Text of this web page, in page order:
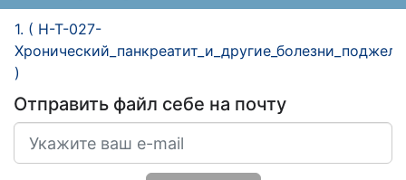
1. ( H-T-027-
)
Отправить файл себе на почту